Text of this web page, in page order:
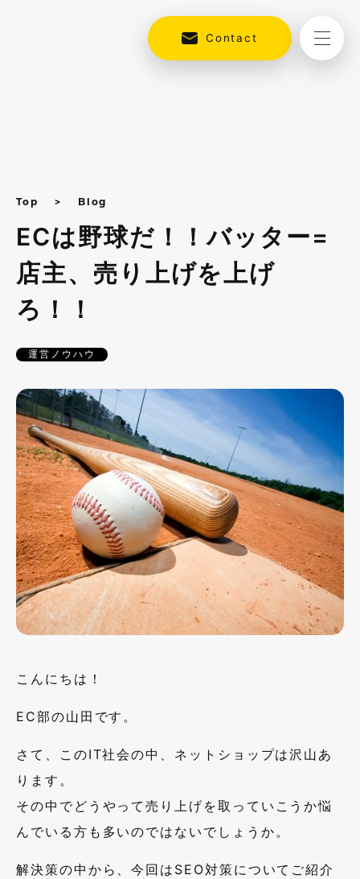
Contact
Top Blog
ECは野球だ！！バッター=
店主、売り上げを上げ
ろ！！
運営ノウハウ
こんにちは！
EC部の山田です。
さて、このIT社会の中、ネットショップは沢山あ
ります。
その中でどうやって売り上げを取っていこうか悩
んでいる方も多いのではないでしょうか。
解決策の中から、今回はSEO対策についてご紹介